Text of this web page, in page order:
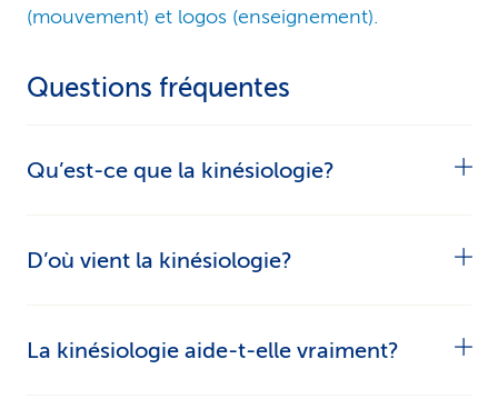
(mouvement) et logos (enseignement).
Questions fréquentes
Qu’est-ce que la kinésiologie?
de médecine alternative basée sur des tests
déséquilibres physiques, psychiques et
D’où vient la kinésiologie?
dans les années 1960. Le chiropraticien George
La kinésiologie aide-t-elle vraiment?